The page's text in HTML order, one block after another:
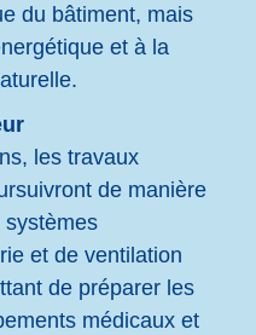
du bâtiment, mais
et à la
les travaux
de manière
systèmes
et de ventilation
de préparer les
médicaux et